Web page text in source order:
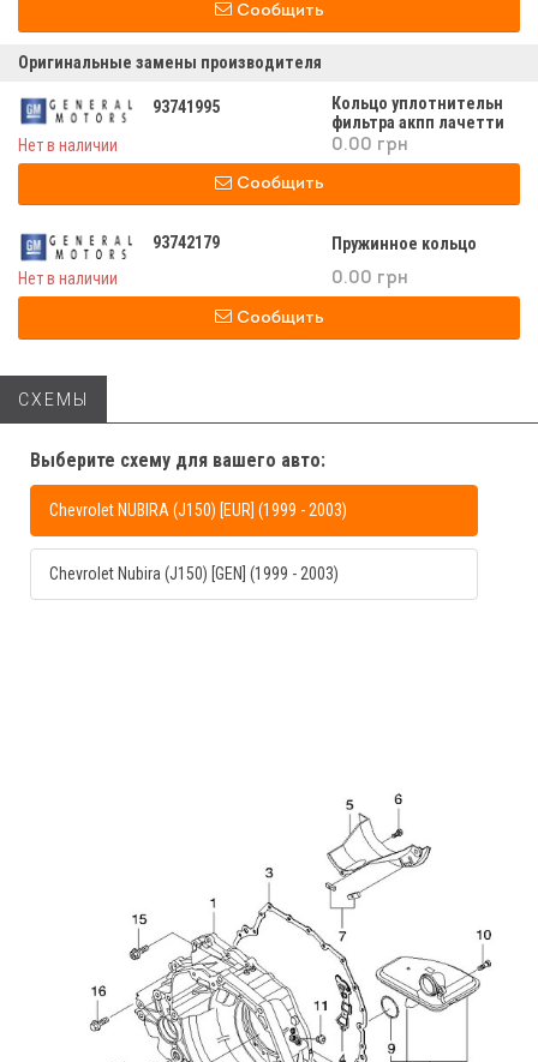
Сообщить
Оригинальные замены производителя
93741995
Кольцо уплотнительн
фильтра акпп лачетти
Нет в наличии
0.00 грн
Сообщить
93742179
Пружинное кольцо
Нет в наличии
0.00 грн
Сообщить
СХЕМЫ
Выберите схему для вашего авто:
Chevrolet NUBIRA (J150) [EUR] (1999 - 2003)
Chevrolet Nubira (J150) [GEN] (1999 - 2003)